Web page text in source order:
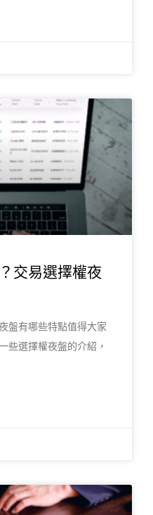
交易選擇權夜
盤有哪些特點值得大家
些選擇權夜盤的介紹，